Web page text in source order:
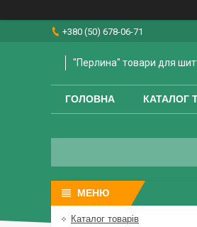
+380 (50) 678-06-71
"Перлина" товари для
ГОЛОВНА КАТАЛОГ
Каталог товарів